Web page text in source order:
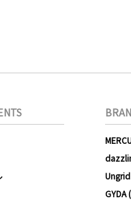
GYDA